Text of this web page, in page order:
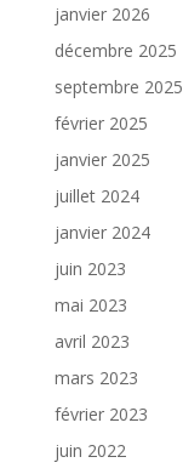
janvier 2026
décembre 2025
septembre 2025
février 2025
janvier 2025
juillet 2024
janvier 2024
juin 2023
mai 2023
avril 2023
mars 2023
février 2023
juin 2022